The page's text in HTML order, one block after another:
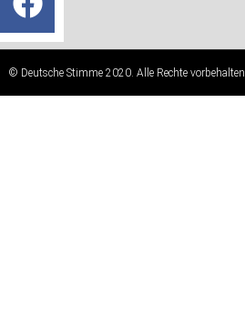
© Deutsche Stimme 2020. Alle Rechte vorbehalten